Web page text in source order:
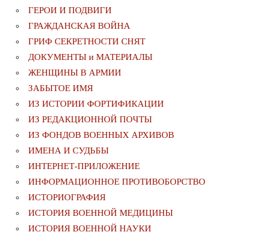
ГЕРОИ И ПОДВИГИ
ГРАЖДАНСКАЯ ВОЙНА
ГРИФ СЕКРЕТНОСТИ СНЯТ
ДОКУМЕНТЫ и МАТЕРИАЛЫ
ЖЕНЩИНЫ В АРМИИ
ЗАБЫТОЕ ИМЯ
ИЗ ИСТОРИИ ФОРТИФИКАЦИИ
ИЗ РЕДАКЦИОННОЙ ПОЧТЫ
ИЗ ФОНДОВ ВОЕННЫХ АРХИВОВ
ИМЕНА И СУДЬБЫ
ИНТЕРНЕТ-ПРИЛОЖЕНИЕ
ИНФОРМАЦИОННОЕ ПРОТИВОБОРСТВО
ИСТОРИОГРАФИЯ
ИСТОРИЯ ВОЕННОЙ МЕДИЦИНЫ
ИСТОРИЯ ВОЕННОЙ НАУКИ